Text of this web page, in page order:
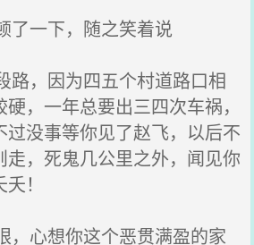
一下，随之笑着说
，因为四五个村道路口相
，一年总要出三四次车祸，
过没事等你见了赵飞，以后不
走，死鬼几公里之外，闻见你
！
心想你这个恶贯满盈的家